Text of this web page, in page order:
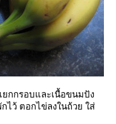
กกรอบและเนื้อขนมปัง
ไว้ ตอกไข่ลงในถ้วย ใส่